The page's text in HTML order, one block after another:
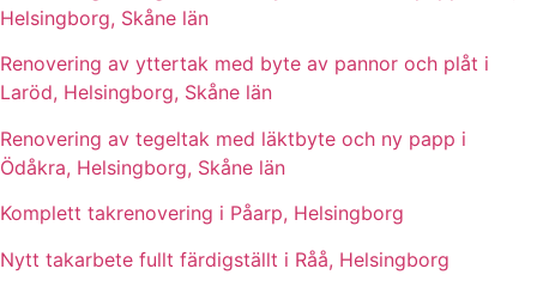
Helsingborg, Skåne län
Renovering av yttertak med byte av pannor och plåt i
Laröd, Helsingborg, Skåne län
Renovering av tegeltak med läktbyte och ny papp i
Ödåkra, Helsingborg, Skåne län
Komplett takrenovering i Påarp, Helsingborg
Nytt takarbete fullt färdigställt i Råå, Helsingborg